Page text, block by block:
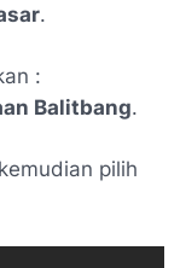
.
:
Balitbang.
pilih